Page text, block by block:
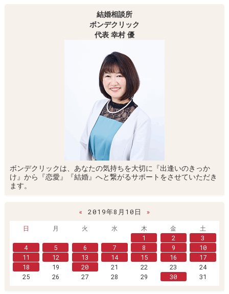
結婚相談所
ボンデクリック
代表 幸村 優
ボンデクリックは、あなたの気持ちを大切に『出逢いのきっか
け』から『恋愛』『結婚』へと繋がるサポートをさせていただき
ます。
« 2019年8月10日
»
日
月 火 水 木 金
土
1
2
3
4
5 6 7 8 9
10
11
12 13 14 15 16
17
18
19 20 21 22 23
24
25
26 27 28 29 30 31